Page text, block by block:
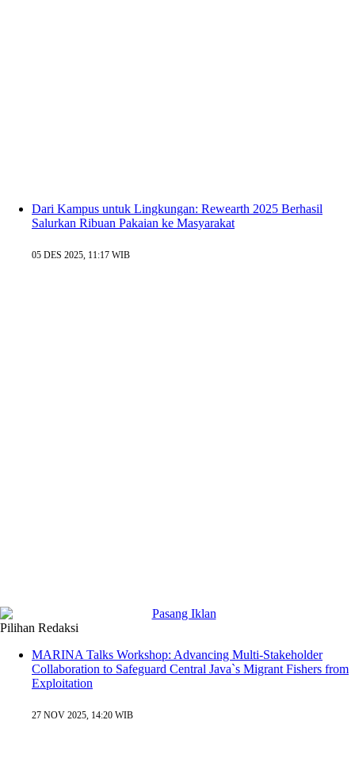
Dari Kampus untuk Lingkungan: Rewearth 2025 Berhasil
Salurkan Ribuan Pakaian ke Masyarakat
05 DES 2025, 11:17 WIB
Pilihan Redaksi
MARINA Talks Workshop: Advancing Multi-Stakeholder
Collaboration to Safeguard Central Java`s Migrant Fishers from
Exploitation
27 NOV 2025, 14:20 WIB